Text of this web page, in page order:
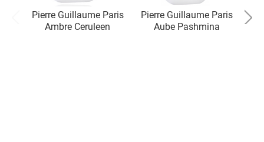
Pierre Guillaume Paris
Ambre Ceruleen
Pierre Guillaume Paris
Aube Pashmina